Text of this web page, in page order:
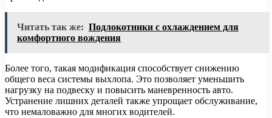
Читать так же: Подлокотники с охлаждением для
комфортного вождения
Более того, такая модификация способствует снижению
общего веса системы выхлопа. Это позволяет уменьшить
нагрузку на подвеску и повысить маневренность авто.
Устранение лишних деталей также упрощает обслуживание,
что немаловажно для многих водителей.